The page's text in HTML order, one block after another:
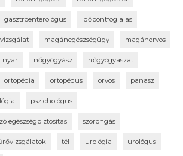
gasztroenterológus időpontfoglalás
magánegészségügy magánorvos
nyár nőgyógyász nőgyógyászat
ortopédia ortopédus orvos panasz
pszichológus
egészségbiztosítás szorongás
tél urológia urológus